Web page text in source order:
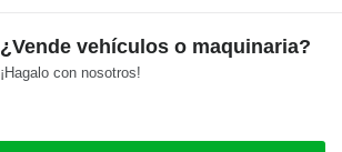
¿Vende vehículos o maquinaria?
¡Hagalo con nosotros!